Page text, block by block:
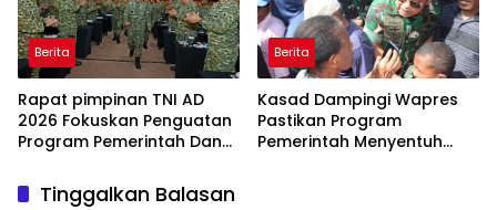
Berita
Rapat pimpinan TNI AD
2026 Fokuskan Penguatan
Program Pemerintah Dan
Berita
Kasad Dampingi Wapres
Pastikan Program
Pemerintah Menyentuh
Tinggalkan Balasan